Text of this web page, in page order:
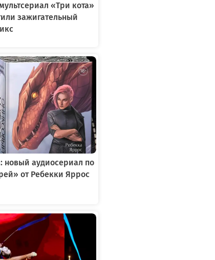
«Три кота»
зажигательный
аудиосериал по
от Ребекки Яррос